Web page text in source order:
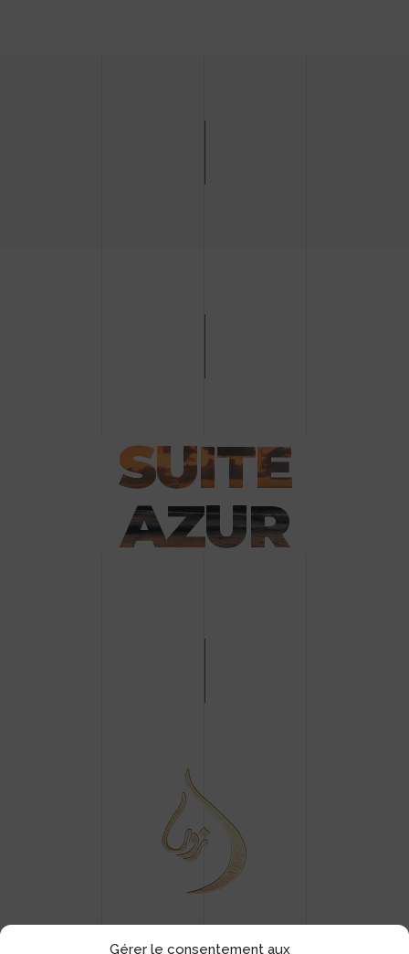
Gérer le consentement aux
SUITE
AZUR